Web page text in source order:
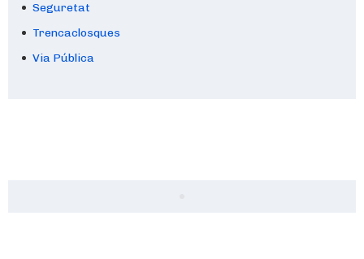
Seguretat
Trencaclosques
Via Pública